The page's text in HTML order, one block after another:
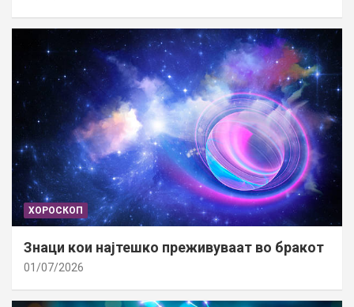
ХОРОСКОП
Знаци кои најтешко преживуваат во бракот
01/07/2026